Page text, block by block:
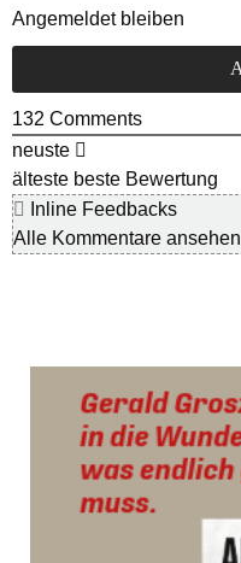
Angemeldet bleiben
132 Comments
neuste
älteste beste Bewertung
Inline Feedbacks
Alle Kommentare ansehen